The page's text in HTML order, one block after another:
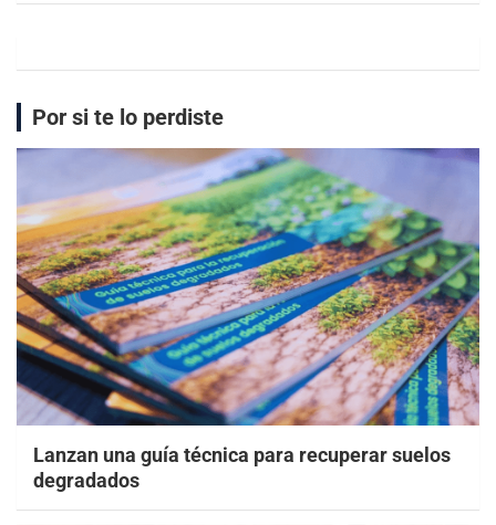
Por si te lo perdiste
Lanzan una guía técnica para recuperar suelos
degradados